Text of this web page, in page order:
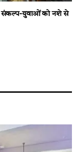
संकल्प-युवाओं को नशे से